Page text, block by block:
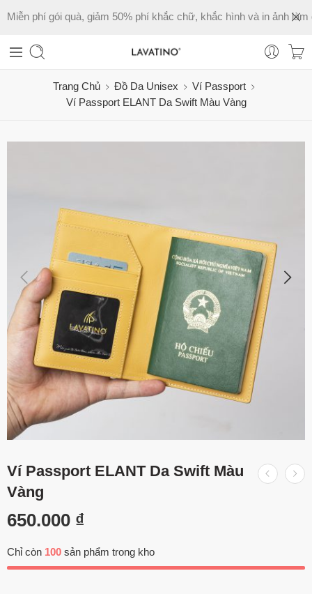
Miễn phí gói quà, giảm 50% phí khắc chữ, khắc hình và in ảnh làm
Trang Chủ Đồ Da Unisex
Ví Passport
Ví Passport ELANT Da Swift Màu Vàng
Ví Passport ELANT Da Swift Màu
Vàng
650.000 ₫
Chỉ còn 100 sản phẩm trong kho